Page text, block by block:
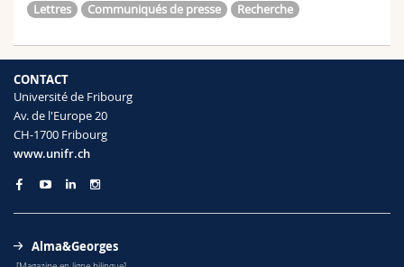
Lettres Communiqués de presse Recherche
CONTACT
Université de Fribourg
Av. de l'Europe 20
CH-1700 Fribourg
www.unifr.ch
Alma&Georges